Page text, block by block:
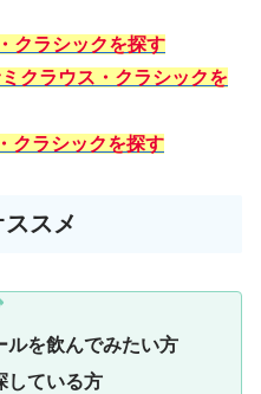
クラシックを探す
クラウス・クラシックを
クラシックを探す
スメ
ルを飲んでみたい方
している方